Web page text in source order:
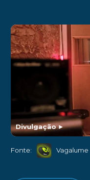
Divulgação►
Fonte: Vagalume